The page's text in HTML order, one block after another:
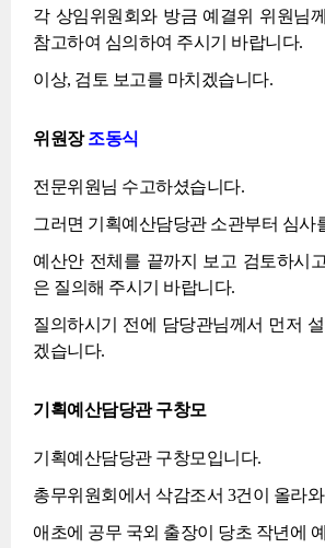
각 상임위원회와 방금 예결위 위원님
참고하여 심의하여 주시기 바랍니다.
이상, 검토 보고를 마치겠습니다.
위원장조동식
전문위원님 수고하셨습니다.
그러면 기획예산담당관 소관부터 심사
예산안 전체를 끝까지 보고 검토하시
은 질의해 주시기 바랍니다.
질의하시기 전에 담당관님께서 먼저
겠습니다.
기획예산담당관 구창모
기획예산담당관 구창모입니다.
총무위원회에서 삭감조서 3건이 올라
애초에 공무 국외 출장이 당초 작년에